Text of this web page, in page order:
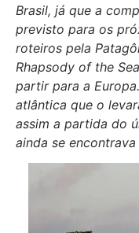
Brasil, já que a
previsto para os
roteiros pela
Rhapsody of the
partir para a
atlântica que o
assim a partida do
ainda se